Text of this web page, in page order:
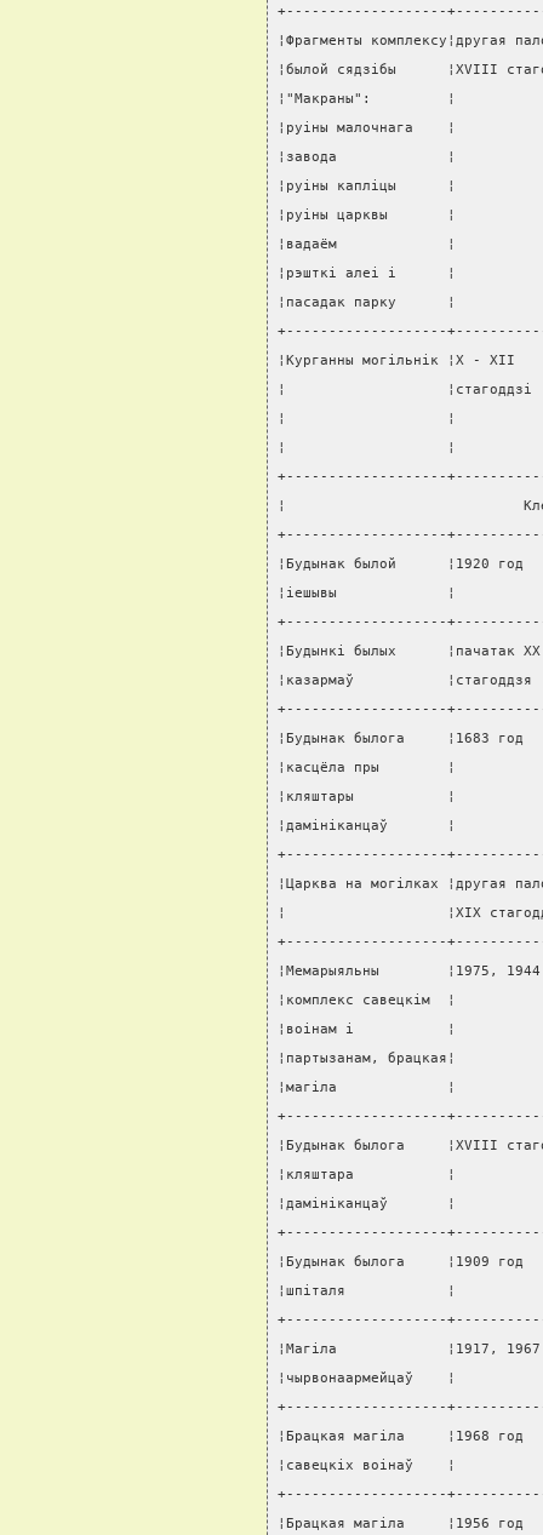
+-------------------
¦Фрагменты комплексу¦другая
¦былой сядзiбы      ¦XVIII
¦"Макраны":         ¦
¦руiны малочнага    ¦
¦завода             ¦
¦руiны каплiцы      ¦
¦руiны царквы       ¦
¦вадаём             ¦
¦рэшткi алеi i      ¦
¦пасадак парку      ¦
+-------------------
¦Курганны могiльнiк ¦X -
¦                   ¦стагоддзi
¦                   ¦
¦                   ¦
+-------------------
¦
+-------------------
¦Будынак былой      ¦1920
¦iешывы             ¦
+-------------------
¦Будынкi былых
¦казармаў
+-------------------
¦Будынак былога     ¦1683
¦касцёла пры        ¦
¦кляштары           ¦
¦дамiнiканцаў       ¦
+-------------------
¦Царква на могiлках
¦                   ¦XIX
+-------------------
¦Мемарыяльны        ¦1975,
¦комплекс савецкiм  ¦
¦воiнам i           ¦
¦партызанам,
¦магiла             ¦
+-------------------
¦Будынак былога     ¦XVIII
¦кляштара           ¦
¦дамiнiканцаў       ¦
+-------------------
¦Будынак былога     ¦1909
¦шпiталя            ¦
+-------------------
¦Магiла             ¦1917, 1967
¦чырвонаармейцаў    ¦
+-------------------
¦Брацкая магiла     ¦1968
¦савецкiх воiнаў    ¦
+-------------------
¦Брацкая магiла     ¦1956